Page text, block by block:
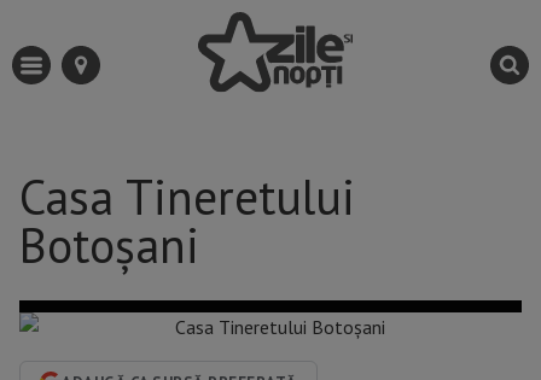
Casa Tineretului
Botoșani